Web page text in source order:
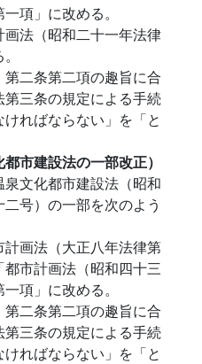
項」に改める。
法（昭和二十一年法律
二条第二項の趣旨に合
三条の規定による手続
ればならない」を「と
市建設法の一部改正）
文化都市建設法（昭和
号）の一部を次のよう
画法（大正八年法律第
市計画法（昭和四十三
項」に改める。
二条第二項の趣旨に合
三条の規定による手続
ればならない」を「と